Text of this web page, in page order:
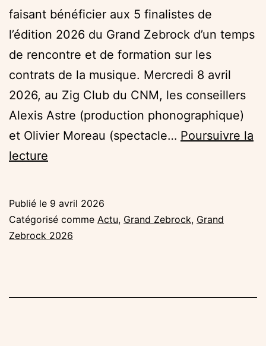
faisant bénéficier aux 5 finalistes de
l’édition 2026 du Grand Zebrock d’un temps
de rencontre et de formation sur les
contrats de la musique. Mercredi 8 avril
2026, au Zig Club du CNM, les conseillers
Alexis Astre (production phonographique)
et Olivier Moreau (spectacle… Poursuivre la
lecture
CNM
:
les
Publié le 9 avril 2026
Catégorisé comme Actu, Grand Zebrock, Grand
Zebrock 2026